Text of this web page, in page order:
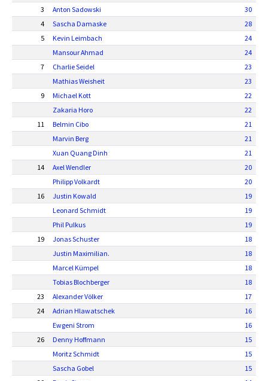
3
Anton Sadowski
30
4
Sascha Damaske
28
5
Kevin Leimbach
24
Mansour Ahmad
24
7
Charlie Seidel
23
Mathias Weisheit
23
9
Michael Kott
22
Zakaria Horo
22
11
Belmin Cibo
21
Marvin Berg
21
Xuan Quang Dinh
21
14
Axel Wendler
20
Philipp Volkardt
20
16
Justin Kowald
19
Leonard Schmidt
19
Phil Pulkus
19
19
Jonas Schuster
18
Justin Maximilian.
18
Marcel Kümpel
18
Tobias Blochberger
18
23
Alexander Völker
17
24
Adrian Hlawatschek
16
Ewgeni Strom
16
26
Denny Hoffmann
15
Moritz Schmidt
15
Sascha Gobel
15